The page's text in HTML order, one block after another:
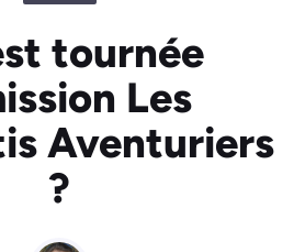
tournée
Les
Aventuriers
?